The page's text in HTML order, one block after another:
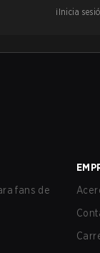
¡Inicia
fans de